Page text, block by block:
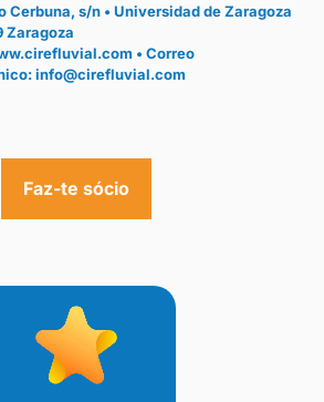
Cerbuna, s/n • Universidad de Zaragoza
Zaragoza
• Correo
info@cirefluvial.com
Faz-te sócio